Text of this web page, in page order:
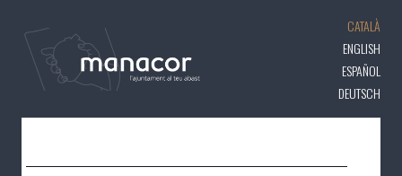
contingut
CATALÀ
ENGLISH
ESPAÑOL
DEUTSCH